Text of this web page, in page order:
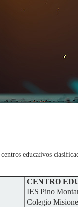
educativos
CENTRO
IES Pino
Colegio